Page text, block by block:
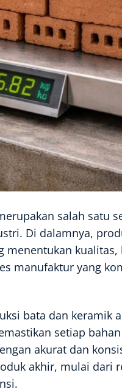
salah satu
Di dalamnya,
manufaktur yang
bata dan keramik
setiap
akurat dan
akhir, mulai dari